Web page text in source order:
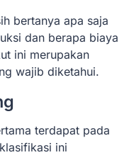
bertanya apa saja
dan berapa biaya
ini merupakan
wajib diketahui.
terdapat pada
ini